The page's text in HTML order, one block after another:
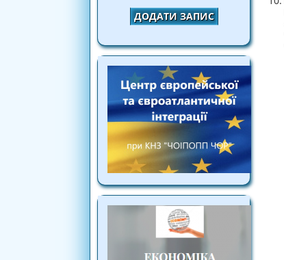
ДОДАТИ ЗАПИС